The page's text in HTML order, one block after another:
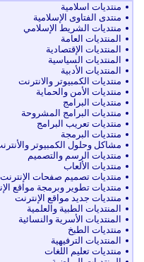
منتديات اسلامية
منتدى الفتاوى الإسلامية
منتديات الشريط الإسلامي
المنتديات العامة
المنتديات الإقتصادية
المنتديات السياسية
المنتديات الأدبية
منتديات الكمبيوتر والانترنت
منتديات الأمن والحماية
منتديات البرامج
منتديات البرامج المشروحة
منتديات تعريب البرامج
منتديات البرمجة
مشاكل وحلول الكمبيوتر
منتديات الرسم والتصميم
منتديات الألعاب
منتديات تصميم صفحات الإنترنت
منتديات تطوير وبرمجة مواقع
منتديات جديد مواقع الإنترنت
المنتديات الطبية والعلمية
المنتديات الأسرية والنسائية
منتديات الطبخ
المنتديات الترفيهية
منتديات تعليم اللغات